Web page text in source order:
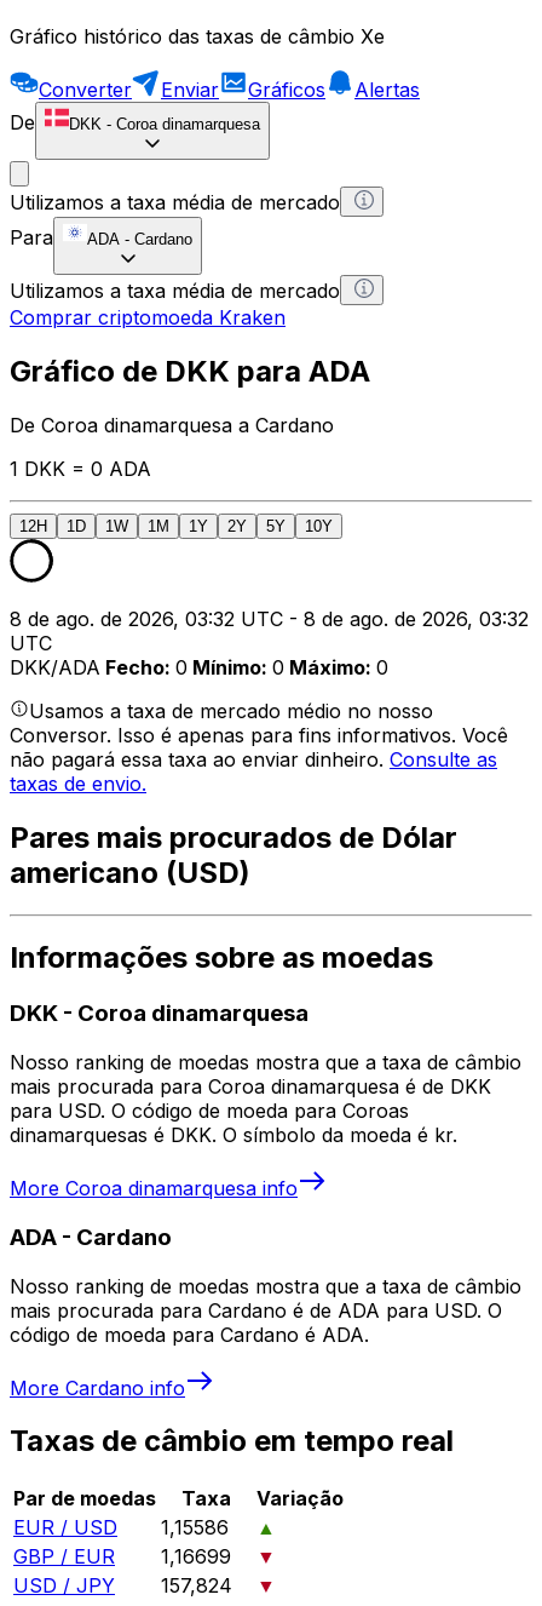
Gráfico histórico das taxas de câmbio Xe
Converter Enviar Gráficos
Alertas
De
DKK - Coroa dinamarquesa
Utilizamos a taxa média de mercado
Para
ADA - Cardano
Utilizamos a taxa média de mercado
Comprar criptomoeda Kraken
Gráfico de DKK para ADA
De Coroa dinamarquesa a Cardano
1 DKK = 0 ADA
12H 1D 1W 1M 1Y 2Y 5Y 10Y
8 de ago. de 2026, 03:32 UTC - 8 de ago. de 2026, 03:32
UTC
DKK/ADA Fecho: 0 Mínimo: 0 Máximo: 0
Usamos a taxa de mercado médio no nosso
Conversor. Isso é apenas para fins informativos. Você
não pagará essa taxa ao enviar dinheiro. Consulte as
taxas de envio.
Pares mais procurados de Dólar
americano (USD)
Informações sobre as moedas
DKK - Coroa dinamarquesa
Nosso ranking de moedas mostra que a taxa de câmbio
mais procurada para Coroa dinamarquesa é de DKK
para USD. O código de moeda para Coroas
dinamarquesas é DKK. O símbolo da moeda é kr.
More Coroa dinamarquesa info
ADA - Cardano
Nosso ranking de moedas mostra que a taxa de câmbio
mais procurada para Cardano é de ADA para USD. O
código de moeda para Cardano é ADA.
More Cardano info
Taxas de câmbio em tempo real
Par de moedas Taxa
Variação
EUR / USD
1,15586
▲
GBP / EUR
1,16699
▼
USD / JPY
157,824
▼